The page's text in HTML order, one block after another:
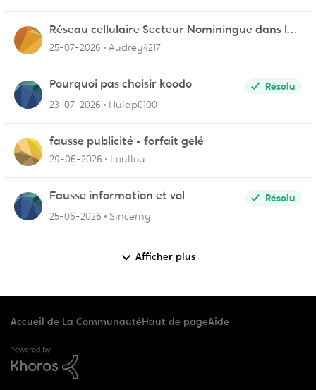
Réseau cellulaire Secteur Nominingue dans les
Hautes-Laurentides instable
25-07-2026 Audrey4217
Pourquoi pas choisir koodo
Résolu
23-07-2026
Hulap0100
fausse publicité - forfait gelé
29-06-2026 Loullou
Fausse information et vol
Résolu
25-06-2026
Sincerny
Afficher plus
Accueil de La CommunautéHaut de pageAide